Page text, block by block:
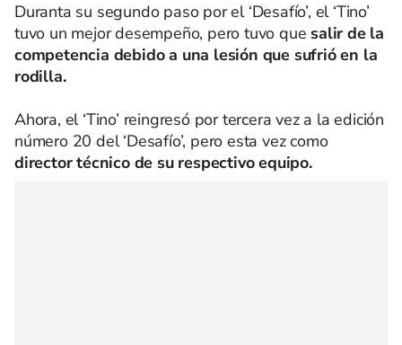
Duranta su segundo paso por el ‘Desafío’, el ‘Tino’
tuvo un mejor desempeño, pero tuvo que salir de la
competencia debido a una lesión que sufrió en la
rodilla.
Ahora, el ‘Tino’ reingresó por tercera vez a la edición
número 20 del ‘Desafío’, pero esta vez como
director técnico de su respectivo equipo.